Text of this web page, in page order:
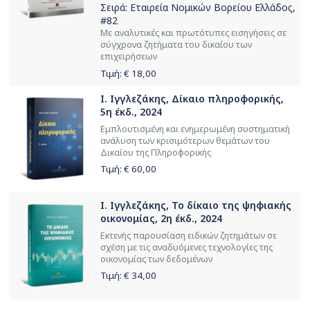
Σειρά: Εταιρεία Νομικών Βορείου Ελλάδος,
#82
Με αναλυτικές και πρωτότυπες εισηγήσεις σε
σύγχρονα ζητήματα του δικαίου των
επιχειρήσεων
Τιμή: € 18,00
Ι. Ιγγλεζάκης, Δίκαιο πληροφορικής,
5η έκδ., 2024
Εμπλουτισμένη και ενημερωμένη συστηματική
ανάλυση των κρισιμότερων θεμάτων του
Δικαίου της Πληροφορικής
Τιμή: € 60,00
Ι. Ιγγλεζάκης, Το δίκαιο της ψηφιακής
οικονομίας, 2η έκδ., 2024
Εκτενής παρουσίαση ειδικών ζητημάτων σε
σχέση με τις αναδυόμενες τεχνολογίες της
οικονομίας των δεδομένων
Τιμή: € 34,00